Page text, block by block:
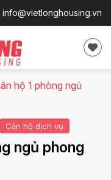
info@vietlonghousing.vn
hộ 1 phòng ngủ
Căn hộ dịch vụ
ngủ phong